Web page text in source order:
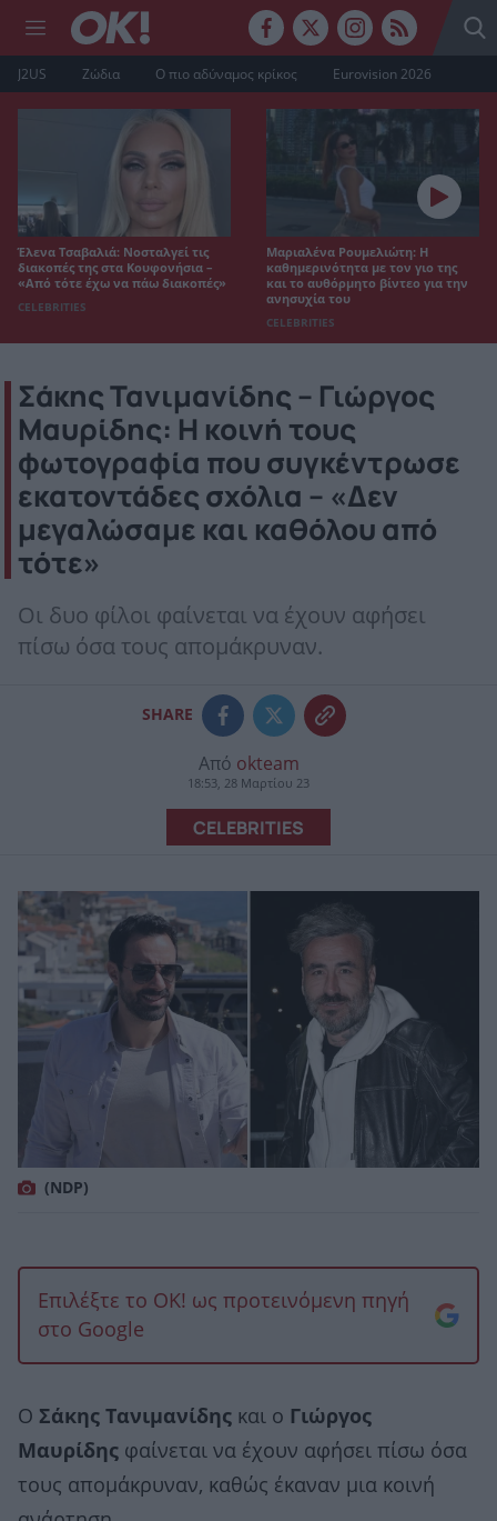
J2US Ζώδια Ο πιο αδύναμος κρίκος Eurovision 2026
Έλενα Τσαβαλιά: Νοσταλγεί τις
διακοπές της στα Κουφονήσια –
«Από τότε έχω να πάω διακοπές»
CELEBRITIES
Μαριαλένα Ρουμελιώτη: Η
καθημερινότητα με τον γιο της
και το αυθόρμητο βίντεο για την
ανησυχία του
CELEBRITIES
Σάκης Τανιμανίδης – Γιώργος
Μαυρίδης: H κοινή τους
φωτογραφία που συγκέντρωσε
εκατοντάδες σχόλια – «Δεν
μεγαλώσαμε και καθόλου από
τότε»
Οι δυο φίλοι φαίνεται να έχουν αφήσει
πίσω όσα τους απομάκρυναν.
SHARE
Από okteam
18:53, 28 Μαρτίου 23
CELEBRITIES
(NDP)
Επιλέξτε το OK! ως προτεινόμενη πηγή
στο Google
Ο Σάκης Τανιμανίδης και ο Γιώργος
Μαυρίδης φαίνεται να έχουν αφήσει πίσω όσα
τους απομάκρυναν, καθώς έκαναν μια κοινή